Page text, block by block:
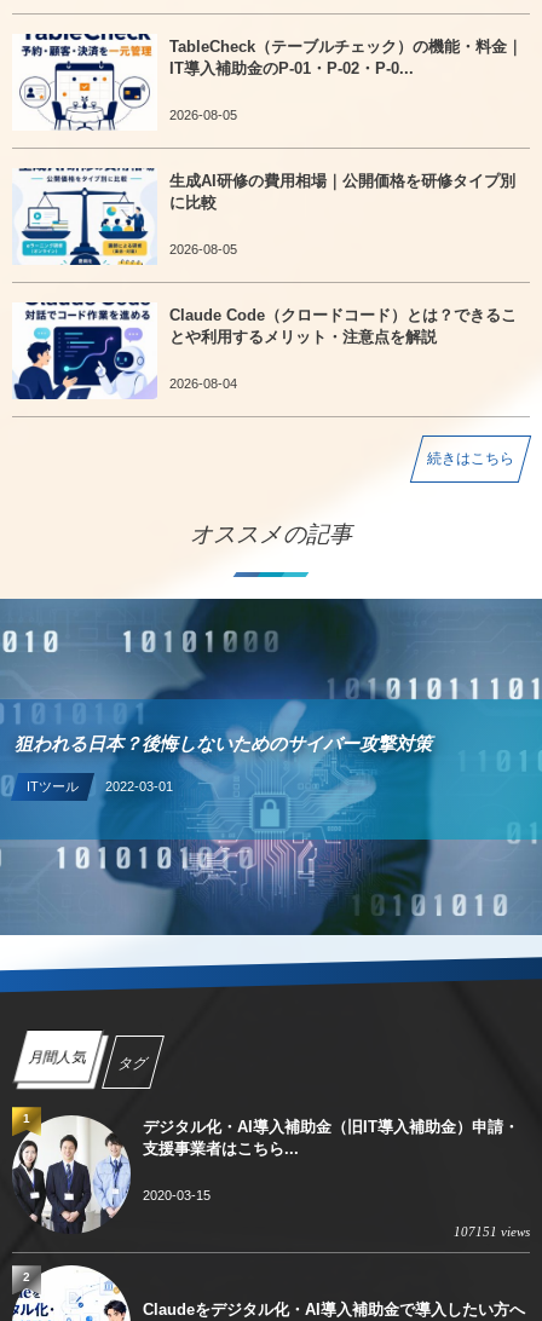
TableCheck（テーブルチェック）の機能・料金｜
IT導入補助金のP-01・P-02・P-0...
2026-08-05
生成AI研修の費用相場｜公開価格を研修タイプ別
に比較
2026-08-05
Claude Code（クロードコード）とは？できるこ
とや利用するメリット・注意点を解説
2026-08-04
続きはこちら
オススメの記事
狙われる日本？後悔しないためのサイバー攻撃対策
ITツール 2022-03-01
月間人気 タグ
デジタル化・AI導入補助金（旧IT導入補助金）申請・
支援事業者はこちら...
2020-03-15
107151 views
1
Claudeをデジタル化・AI導入補助金で導入したい方へ
2